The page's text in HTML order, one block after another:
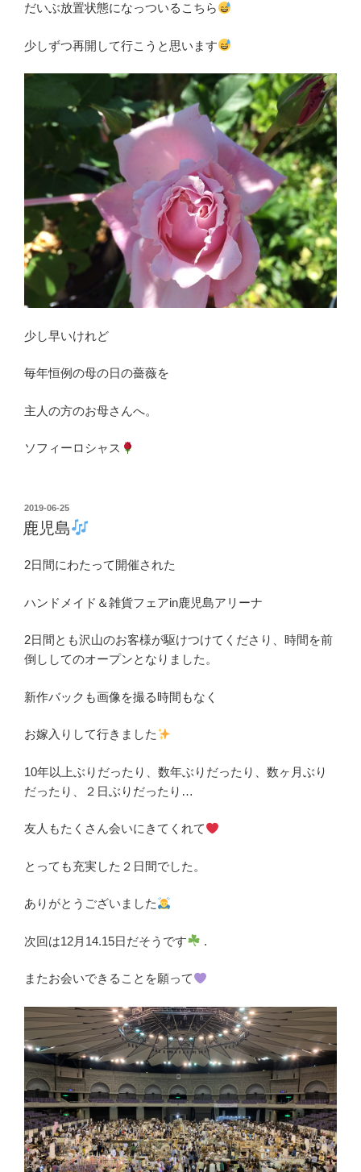
だいぶ放置状態になっついるこちら
少しずつ再開して行こうと思います
少し早いけれど
毎年恒例の母の日の薔薇を
主人の方のお母さんへ。
ソフィーロシャス
投
稿
日:
2019-06-25
鹿児島
2日間にわたって開催された
ハンドメイド＆雑貨フェアin鹿児島アリーナ
2日間とも沢山のお客様が駆けつけてくださり、時間を前
倒ししてのオープンとなりました。
新作バックも画像を撮る時間もなく
お嫁入りして行きました
10年以上ぶりだったり、数年ぶりだったり、数ヶ月ぶり
だったり、２日ぶりだったり…
友人もたくさん会いにきてくれて
とっても充実した２日間でした。
ありがとうございました
次回は12月14.15日だそうです .
またお会いできることを願って